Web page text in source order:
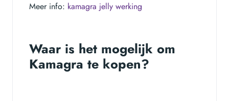
Meer info: kamagra jelly werking
Waar is het mogelijk om
Kamagra te kopen?